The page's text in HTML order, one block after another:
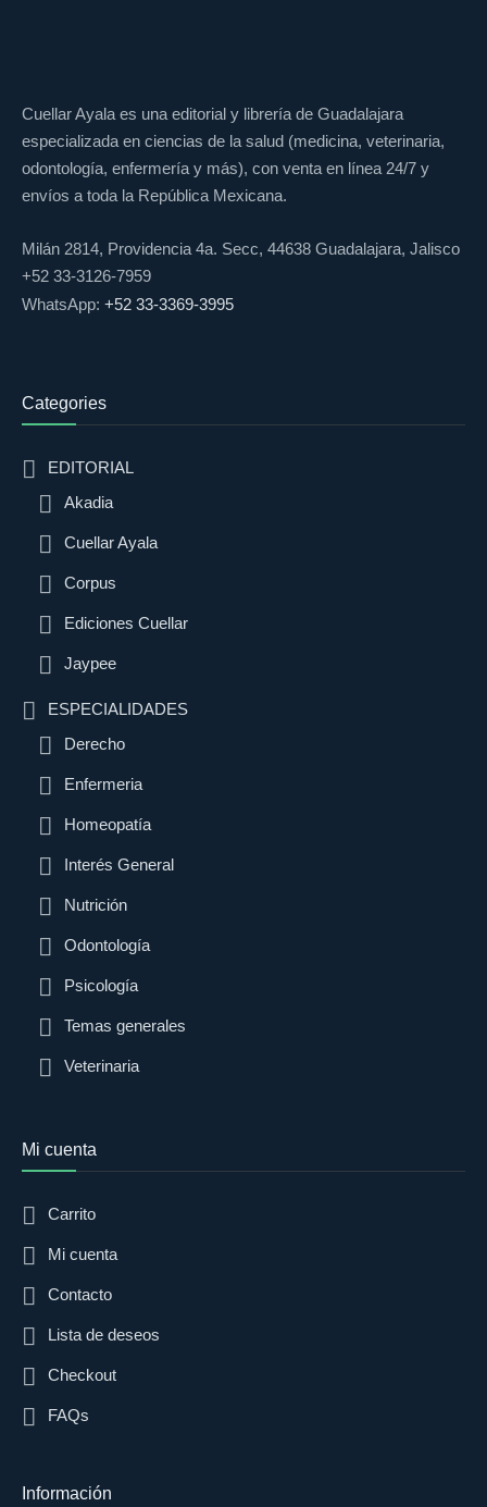
Cuellar Ayala es una editorial y librería de Guadalajara
especializada en ciencias de la salud (medicina, veterinaria,
odontología, enfermería y más), con venta en línea 24/7 y
envíos a toda la República Mexicana.
Milán 2814, Providencia 4a. Secc, 44638 Guadalajara, Jalisco
+52 33-3126-7959
WhatsApp: +52 33-3369-3995
Categories
EDITORIAL
Akadia
Cuellar Ayala
Corpus
Ediciones Cuellar
Jaypee
ESPECIALIDADES
Derecho
Enfermeria
Homeopatía
Interés General
Nutrición
Odontología
Psicología
Temas generales
Veterinaria
Mi cuenta
Carrito
Mi cuenta
Contacto
Lista de deseos
Checkout
FAQs
Información